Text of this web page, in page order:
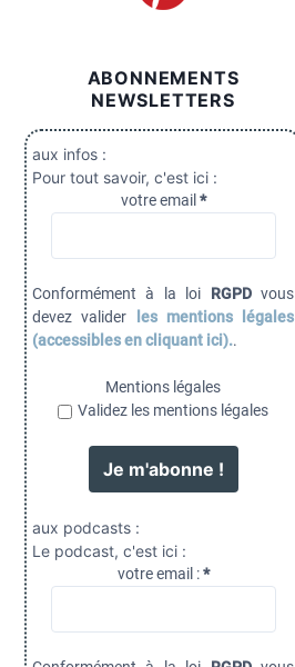
ABONNEMENTS
NEWSLETTERS
aux infos :
Pour tout savoir, c'est ici :
votre email *
Conformément à la loi RGPDvous
devez valider
les mentions légales
(accessibles en cliquant ici)..
Mentions légales
Validez les mentions légales
aux podcasts :
Le podcast, c'est ici :
votre email :*